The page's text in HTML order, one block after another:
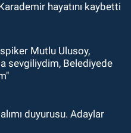
hayatını kaybetti
Mutlu Ulusoy,
sevgiliydim, Belediyede
duyurusu. Adaylar